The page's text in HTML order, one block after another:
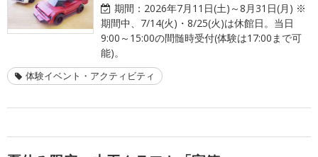
期間： 2026年7月11日(土)～8月31日(月) ※
期間中、7/14(火)・8/25(火)は休館日。当日
9:00～15:00の間髄時受付(体験は17:00まで可
能)。
体験イベント・アクティビティ